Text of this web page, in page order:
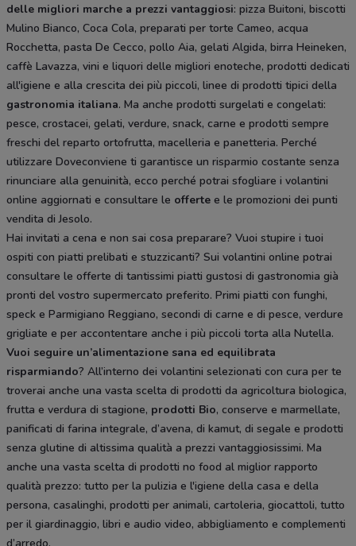
delle migliori marche a prezzi vantaggiosi: pizza Buitoni, biscotti
Mulino Bianco, Coca Cola, preparati per torte Cameo, acqua
Rocchetta, pasta De Cecco, pollo Aia, gelati Algida, birra Heineken,
caffè Lavazza, vini e liquori delle migliori enoteche, prodotti dedicati
all'igiene e alla crescita dei più piccoli, linee di prodotti tipici della
gastronomia italiana. Ma anche prodotti surgelati e congelati:
pesce, crostacei, gelati, verdure, snack, carne e prodotti sempre
freschi del reparto ortofrutta, macelleria e panetteria. Perché
utilizzare Doveconviene ti garantisce un risparmio costante senza
rinunciare alla genuinità, ecco perché potrai sfogliare i volantini
online aggiornati e consultare le offerte e le promozioni dei punti
vendita di Jesolo.
Hai invitati a cena e non sai cosa preparare? Vuoi stupire i tuoi
ospiti con piatti prelibati e stuzzicanti? Sui volantini online potrai
consultare le offerte di tantissimi piatti gustosi di gastronomia già
pronti del vostro supermercato preferito. Primi piatti con funghi,
speck e Parmigiano Reggiano, secondi di carne e di pesce, verdure
grigliate e per accontentare anche i più piccoli torta alla Nutella.
Vuoi seguire un’alimentazione sana ed equilibrata
risparmiando? All’interno dei volantini selezionati con cura per te
troverai anche una vasta scelta di prodotti da agricoltura biologica,
frutta e verdura di stagione, prodotti Bio, conserve e marmellate,
panificati di farina integrale, d’avena, di kamut, di segale e prodotti
senza glutine di altissima qualità a prezzi vantaggiosissimi. Ma
anche una vasta scelta di prodotti no food al miglior rapporto
qualità prezzo: tutto per la pulizia e l'igiene della casa e della
persona, casalinghi, prodotti per animali, cartoleria, giocattoli, tutto
per il giardinaggio, libri e audio video, abbigliamento e complementi